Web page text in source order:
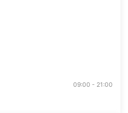
09:00 - 21:00